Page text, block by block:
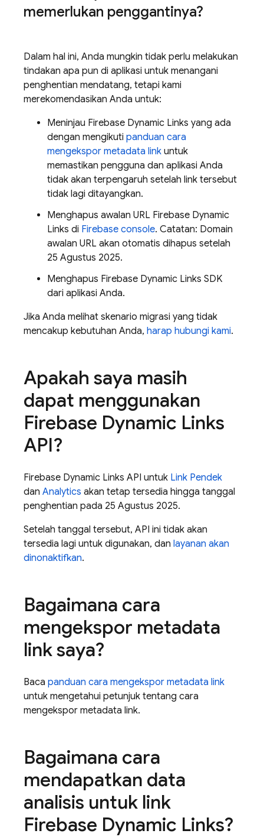
memerlukan penggantinya?
Dalam hal ini, Anda mungkin tidak perlu melakukan
tindakan apa pun di aplikasi untuk menangani
penghentian mendatang, tetapi kami
merekomendasikan Anda untuk:
Meninjau Firebase Dynamic Links yang ada
dengan mengikuti panduan cara
mengekspor metadata link untuk
memastikan pengguna dan aplikasi Anda
tidak akan terpengaruh setelah link tersebut
tidak lagi ditayangkan.
Menghapus awalan URL Firebase Dynamic
Links di Firebase console. Catatan: Domain
awalan URL akan otomatis dihapus setelah
25 Agustus 2025.
Menghapus Firebase Dynamic Links SDK
dari aplikasi Anda.
Jika Anda melihat skenario migrasi yang tidak
mencakup kebutuhan Anda, harap hubungi kami.
Apakah saya masih
dapat menggunakan
Firebase Dynamic Links
API?
Firebase Dynamic Links API untuk Link Pendek
dan Analytics akan tetap tersedia hingga tanggal
penghentian pada 25 Agustus 2025.
Setelah tanggal tersebut, API ini tidak akan
tersedia lagi untuk digunakan, dan layanan akan
dinonaktifkan.
Bagaimana cara
mengekspor metadata
link saya?
Baca panduan cara mengekspor metadata link
untuk mengetahui petunjuk tentang cara
mengekspor metadata link.
Bagaimana cara
mendapatkan data
analisis untuk link
Firebase Dynamic Links?